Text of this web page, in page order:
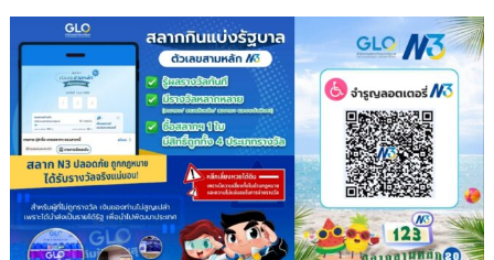
school)
เสริม
ความ
เยาวชน
จัดการ
สิ่ง
แวดล้อม
ปลอดภัย
ยั่งยืน